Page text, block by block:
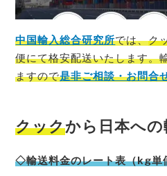
中国輸入総合研究所では、ク
便にて格安配送いたします。
ますので是非ご相談・お問合
クックから日本へ
◇輸送料金のレート表（kg単